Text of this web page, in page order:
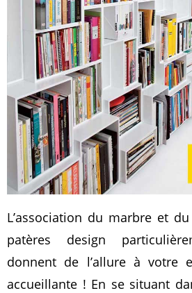
L’association du marbre et
patères design
donnent de l’allure à votre
accueillante ! En se situant